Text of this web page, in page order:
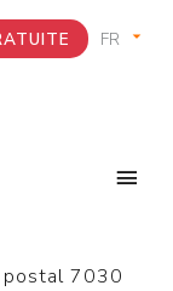
postal 7030